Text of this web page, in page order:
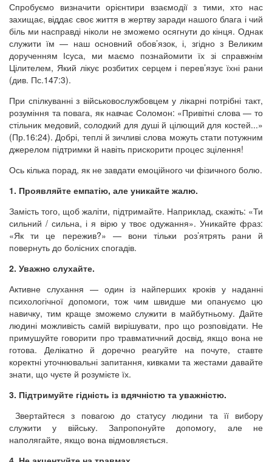
Спробуємо визначити орієнтири взаємодії з тими, хто нас
захищає, віддає своє життя в жертву заради нашого блага і чий
біль ми насправді ніколи не зможемо осягнути до кінця. Однак
служити їм — наш основний обов’язок, і, згідно з Великим
дорученням Ісуса, ми маємо познайомити їх зі справжнім
Цілителем, Який лікує розбитих серцем і перев’язує їхні рани
(див. Пс.147:3).
При спілкуванні з військовослужбовцем у лікарні потрібні такт,
розуміння та повага, як навчає Соломон: «Привітні слова — то
стільник медовий, солодкий для душі й цілющий для костей...»
(Пр.16:24). Добрі, теплі й зичливі слова можуть стати потужним
джерелом підтримки й навіть прискорити процес зцілення!
Ось кілька порад, як не завдати емоційного чи фізичного болю.
1. Проявляйте емпатію, але уникайте жалю.
Замість того, щоб жаліти, підтримайте. Наприклад, скажіть: «Ти
сильний / сильна, і я вірю у твоє одужання». Уникайте фраз:
«Як ти це пережив?» — вони тільки роз’ятрять рани й
повернуть до болісних спогадів.
2. Уважно слухайте.
Активне слухання — один із найперших кроків у наданні
психологічної допомоги, тож чим швидше ми опануємо цю
навичку, тим краще зможемо служити в майбутньому. Дайте
людині можливість самій вирішувати, про що розповідати. Не
примушуйте говорити про травматичний досвід, якщо вона не
готова. Делікатно й доречно реагуйте на почуте, ставте
коректні уточнювальні запитання, кивками та жестами давайте
знати, що чуєте й розумієте їх.
3. Підтримуйте гідність із вдячністю та уважністю.
Звертайтеся з повагою до статусу людини та її вибору
служити у війську. Запропонуйте допомогу, але не
наполягайте, якщо вона відмовляється.